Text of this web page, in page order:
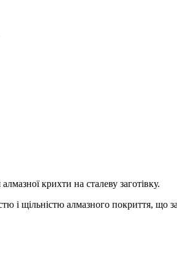
крихти на сталеву заготівку.
і щільністю алмазного покриття, що